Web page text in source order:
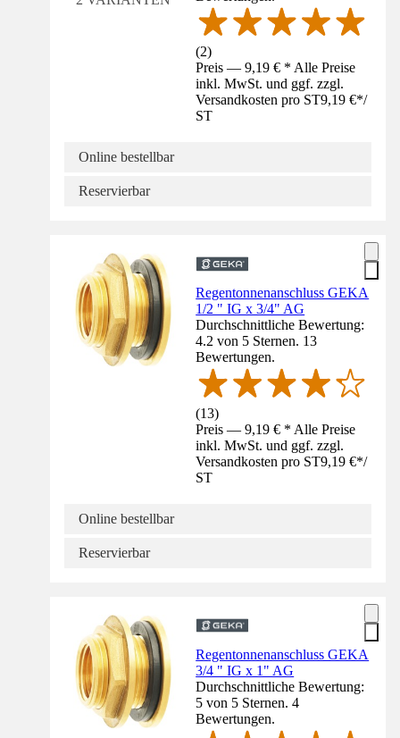
(2)
Preis — 9,19 € * Alle Preise
inkl. MwSt. und ggf. zzgl.
Versandkosten pro ST9,19 €*/
ST
Online bestellbar
Reservierbar
Regentonnenanschluss GEKA
1/2 " IG x 3/4" AG
Durchschnittliche Bewertung:
4.2 von 5 Sternen. 13
Bewertungen.
(13)
Preis — 9,19 € * Alle Preise
inkl. MwSt. und ggf. zzgl.
Versandkosten pro ST9,19 €*/
ST
Online bestellbar
Reservierbar
Regentonnenanschluss GEKA
3/4 " IG x 1" AG
Durchschnittliche Bewertung:
5 von 5 Sternen. 4
Bewertungen.